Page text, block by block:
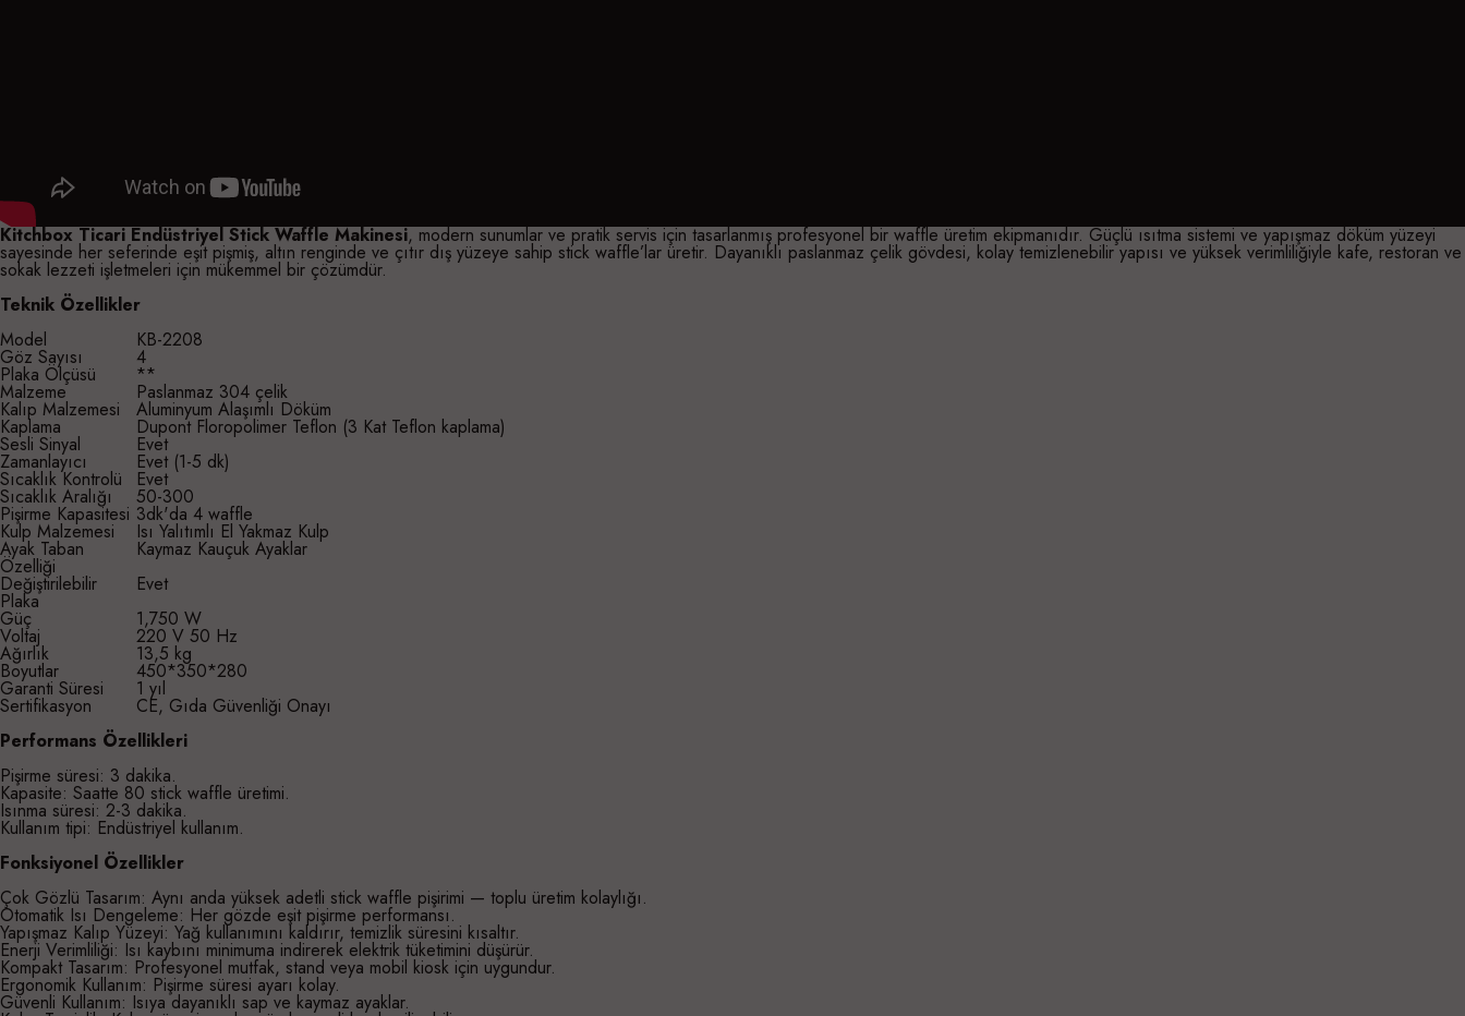
Kitchbox Ticari Endüstriyel Stick Waffle Makinesi, modern sunumlar ve pratik servis için tasarlanmış profesyonel bir waffle üretim ekipmanıdır. Güçlü ısıtma sistemi ve yapışmaz döküm yüzeyi
sayesinde her seferinde eşit pişmiş, altın renginde ve çıtır dış yüzeye sahip stick waffle’lar üretir. Dayanıklı paslanmaz çelik gövdesi, kolay temizlenebilir yapısı ve yüksek verimliliğiyle kafe, restoran ve
sokak lezzeti işletmeleri için mükemmel bir çözümdür.
Teknik Özellikler
Model
KB-2208
Göz Sayısı 4
Plaka Ölçüsü **
Malzeme Paslanmaz 304 çelik
Kalıp Malzemesi Aluminyum Alaşımlı Döküm
Kaplama Dupont Floropolimer Teflon (3 Kat Teflon kaplama)
Sesli Sinyal Evet
Zamanlayıcı Evet (1-5 dk)
Sıcaklık Kontrolü Evet
Sıcaklık Aralığı 50-300
Pişirme Kapasitesi 3dk'da 4 waffle
Kulp Malzemesi Isı Yalıtımlı El Yakmaz Kulp
Ayak Taban
Özelliği
Kaymaz Kauçuk Ayaklar
Değiştirilebilir
Plaka
Evet
Güç
1,750 W
Voltaj 220 V 50 Hz
Ağırlık 13,5 kg
Boyutlar 450*350*280
Garanti Süresi 1 yıl
Sertifikasyon
CE, Gıda Güvenliği Onayı
Performans Özellikleri
Pişirme süresi: 3 dakika.
Kapasite: Saatte 80 stick waffle üretimi.
Isınma süresi: 2-3 dakika.
Kullanım tipi: Endüstriyel kullanım.
Fonksiyonel Özellikler
Çok Gözlü Tasarım: Aynı anda yüksek adetli stick waffle pişirimi — toplu üretim kolaylığı.
Otomatik Isı Dengeleme: Her gözde eşit pişirme performansı.
Yapışmaz Kalıp Yüzeyi: Yağ kullanımını kaldırır, temizlik süresini kısaltır.
Enerji Verimliliği: Isı kaybını minimuma indirerek elektrik tüketimini düşürür.
Kompakt Tasarım: Profesyonel mutfak, stand veya mobil kiosk için uygundur.
Ergonomik Kullanım: Pişirme süresi ayarı kolay.
Güvenli Kullanım: Isıya dayanıklı sap ve kaymaz ayaklar.